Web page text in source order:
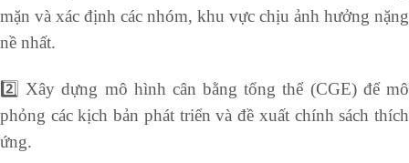
mặn và xác định các nhóm, khu vực chịu ảnh hưởng nặng
nề nhất.
2️⃣ Xây dựng mô hình cân bằng tổng thể (CGE) để mô
phỏng các kịch bản phát triển và đề xuất chính sách thích
ứng.